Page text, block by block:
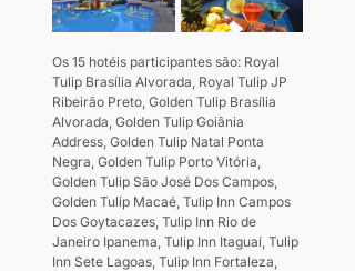
Os 15 hotéis participantes são: Royal
Tulip Brasília Alvorada, Royal Tulip JP
Ribeirão Preto, Golden Tulip Brasília
Alvorada, Golden Tulip Goiânia
Address, Golden Tulip Natal Ponta
Negra, Golden Tulip Porto Vitória,
Golden Tulip São José Dos Campos,
Golden Tulip Macaé, Tulip Inn Campos
Dos Goytacazes, Tulip Inn Rio de
Janeiro Ipanema, Tulip Inn Itaguaí, Tulip
Inn Sete Lagoas, Tulip Inn Fortaleza,